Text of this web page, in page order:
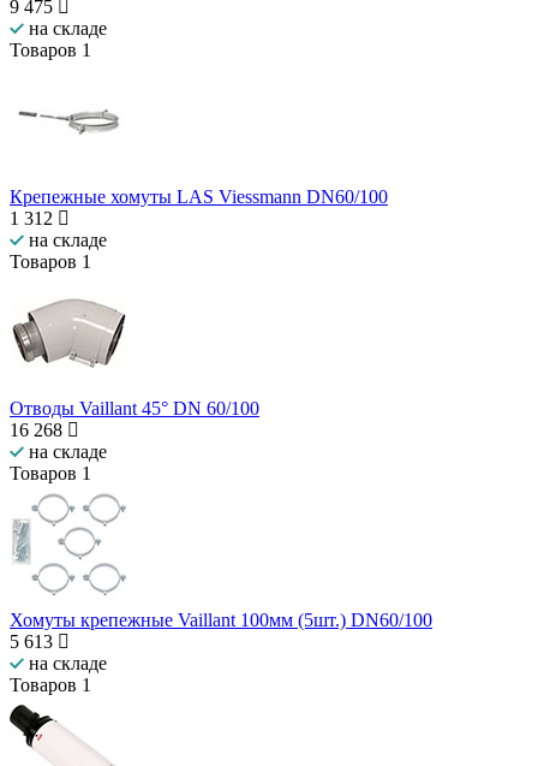
9 475
на складе
Товаров 1
Крепежные хомуты LAS Viessmann DN60/100
1 312
на складе
Товаров 1
Отводы Vaillant 45° DN 60/100
16 268
на складе
Товаров 1
Хомуты крепежные Vaillant 100мм (5шт.) DN60/100
5 613
на складе
Товаров 1